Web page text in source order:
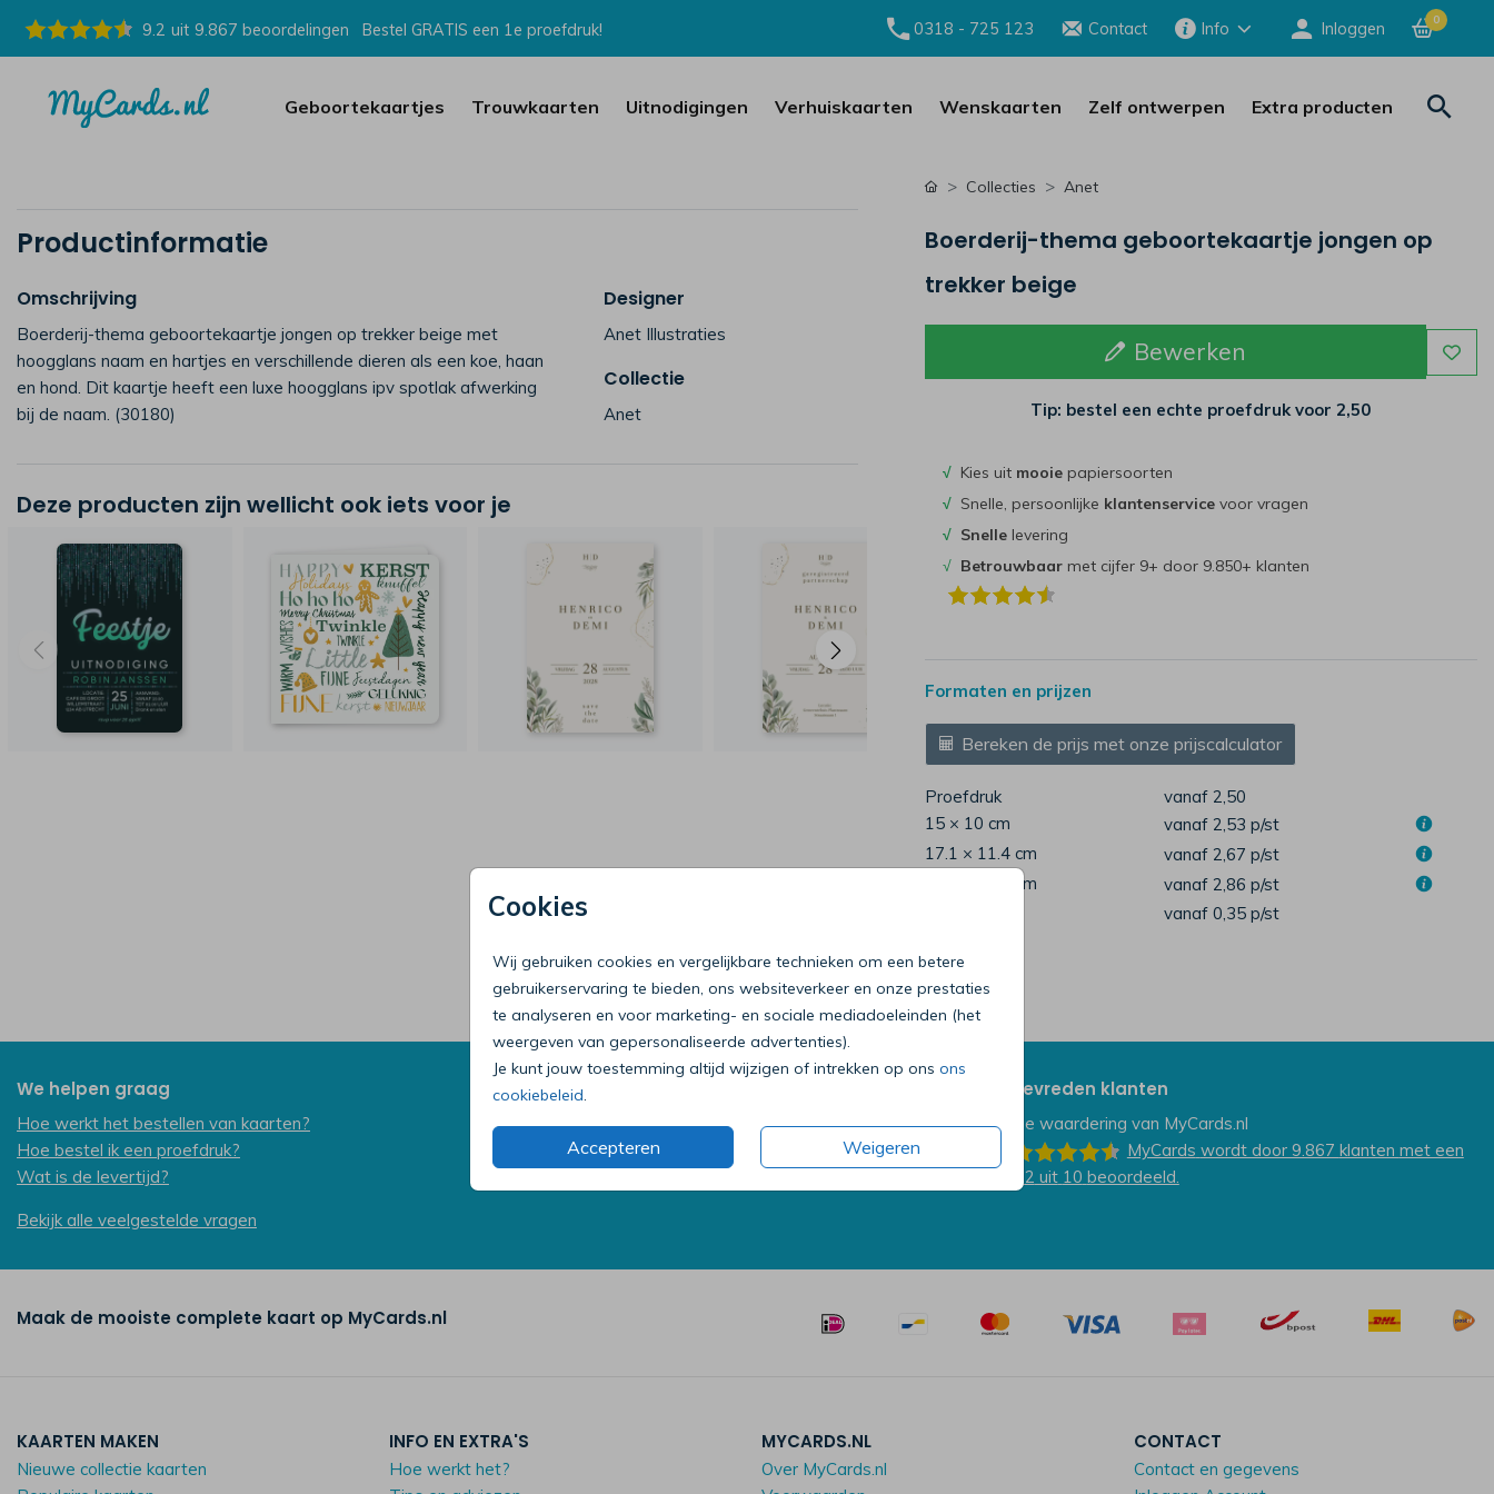
9.2 uit 9.867 beoordelingen Bestel GRATIS een 1e proefdruk! 0318 - 725 123 Contact Info Inloggen 0
Geboortekaartjes Trouwkaarten Uitnodigingen Verhuiskaarten Wenskaarten Zelf ontwerpen Extra producten
Cookies
Wij gebruiken cookies en vergelijkbare technieken om een betere
gebruikerservaring te bieden, ons websiteverkeer en onze prestaties
te analyseren en voor marketing- en sociale mediadoeleinden (het
weergeven van gepersonaliseerde advertenties).
Je kunt jouw toestemming altijd wijzigen of intrekken op ons ons
cookiebeleid
Accepteren Weigeren
Productinformatie
Omschrijving
Boerderij-thema geboortekaartje jongen op trekker beige met
hoogglans naam en hartjes en verschillende dieren als een koe, haan
en hond. Dit kaartje heeft een luxe hoogglans ipv spotlak afwerking
bij de naam. (30180)
Designer
Anet Illustraties
Collectie
Anet
Deze producten zijn wellicht ook iets voor je
Collecties Anet
Boerderij-thema geboortekaartje jongen op
trekker beige
Bewerken
Tip: bestel een echte proefdruk voor2,50
√Kies uit mooie papiersoorten
√Snelle, persoonlijke klantenservicevoor vragen
√ Snellelevering
√ Betrouwbaarmet cijfer 9+ door 9.850+ klanten
Formaten en prijzen
Bereken de prijs met onze prijscalculator
Proefdruk
vanaf 2,50
15 × 10 cm
vanaf 2,53 p/st
17.1 × 11.4 cm
vanaf 2,67 p/st
21.6 × 14.4 cm
vanaf 2,86 p/st
vanaf 0,35 p/st
We helpen graag
Hoe werkt het bestellen van kaarten?
Hoe bestel ik een proefdruk?
Wat is de levertijd?
Bekijk alle veelgestelde vragen
Bel onze klantenservice
Op werkdagen van 09:00 tot 18:00 uur
Mailen mag ook:klantenservice@mycards.nl
Tevreden klanten
De waardering van MyCards.nl
MyCards wordt door 9.867 klanten met een
9.2 uit 10 beoordeeld.
Maak de mooiste complete kaart op MyCards.nl
KAARTEN MAKEN
Nieuwe collectie kaarten
INFO EN EXTRA'S
Hoe werkt het?
MYCARDS.NL
Over MyCards.nl
CONTACT
Contact en gegevens